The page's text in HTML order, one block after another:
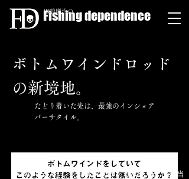
栁舘慶治の
Fishing dependence
​ボトムワインドロッド
の新境地。
たどり着いた先は、最強のインショア
バーサタイル。
ボトムワインド発祥の地である浜名湖。流行当